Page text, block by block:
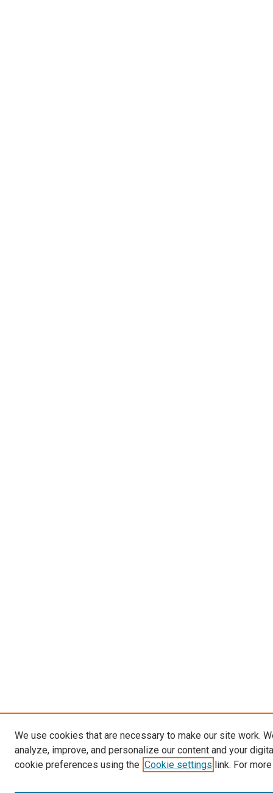
We use cookies that are necessary to make our site work.
analyze, improve, and personalize our content and your
cookie preferences using the Cookie settings link. For